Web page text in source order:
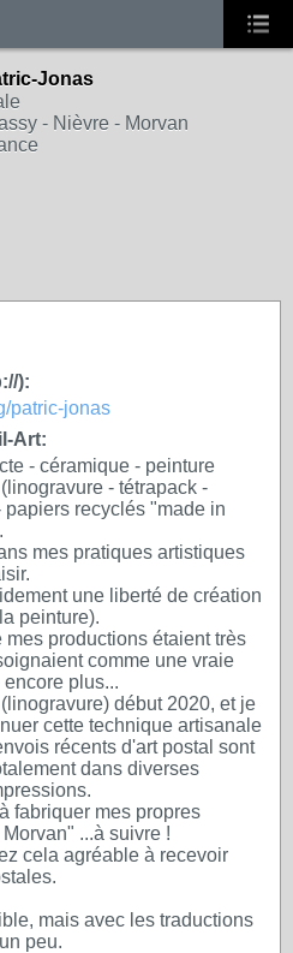
Jonas
- Nièvre - Morvan
):
patric-jonas
Art:
- céramique - peinture
- tétrapack -
papiers recyclés "made in
mes pratiques artistiques
une liberté de création
peinture).
productions étaient très
comme une vraie
plus...
début 2020, et je
cette technique artisanale
récents d'art postal sont
dans diverses
fabriquer mes propres
...à suivre !
cela agréable à recevoir
mais avec les traductions
peu.